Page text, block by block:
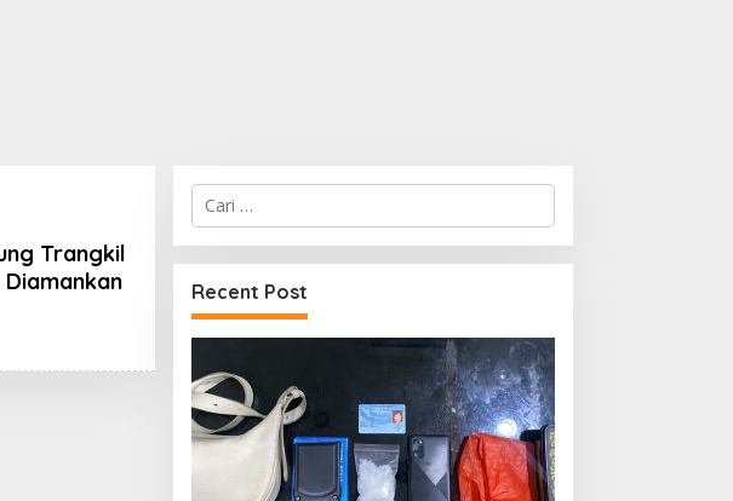
Trangkil
Diamankan
Cari
untuk:
Recent Post